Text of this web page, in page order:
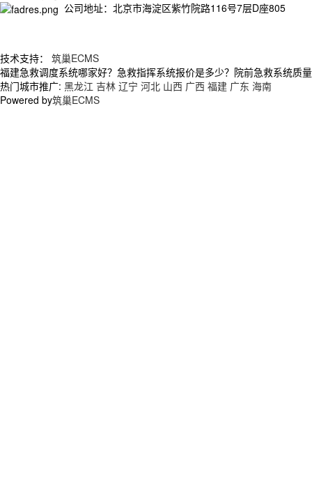
公司地址：北京市海淀区紫竹院路116号7层D座805
技术支持： 筑巢ECMS
福建急救调度系统哪家好？急救指挥系统报价是多少？院前急救系统
热门城市推广: 黑龙江 吉林 辽宁 河北 山西 广西 福建 广东 海南
Powered by筑巢ECMS